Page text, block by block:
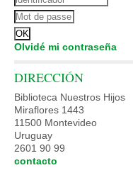
Olvidé mi contraseña
DIRECCIÓN
Biblioteca Nuestros Hijos
Miraflores 1443
11500 Montevideo
Uruguay
2601 90 99
contacto